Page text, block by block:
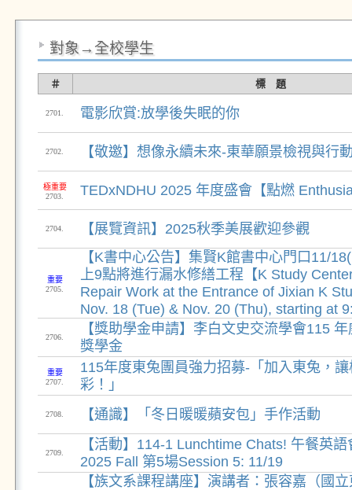
對象→全校學生
＃ 標 題
2701. 電影欣賞:放學後失眠的你
2702. 【敬邀】想像永續未來-東華願景檢視與行
極重要
2703.
TEDxNDHU 2025 年度盛會【點燃
2704. 【展覽資訊】2025秋季美展歡迎參觀
重要
2705.
【K書中心公告】集賢K館書中心門口11/
上9點將進行漏水修繕工程【K Study
Repair Work at the Entrance of Jixian K
Nov. 18 (Tue) & Nov. 20 (Thu), starting at
2706.
【獎助學金申請】李白文史交流學會115
獎學金
重要
2707.
115年度東兔團員強力招募-「加入東兔，
彩！」
2708. 【通識】「冬日暖暖蘋安包」手作活動
2709.
【活動】114-1 Lunchtime Chats! 午餐英
2025 Fall 第5場Session 5: 11/19
【族文系課程講座】演講者：張容嘉（國